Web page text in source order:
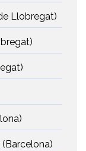
Llobregat)